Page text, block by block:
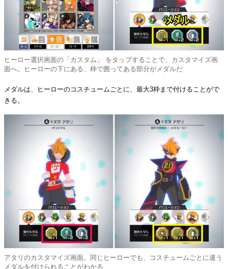
ヒーロー選択画面の「カスタム」 をタップすることで、カスタマイズ画
面へ。ヒーローの下にある、枠で囲ってある部分がメダルだ
メダルは、ヒーローのコスチュームごとに、最大3枠まで付けることがで
きる。
アタリのカスタマイズ画面。同じヒーローでも、コスチュームごとに違う
メダルを付けられることがわかる